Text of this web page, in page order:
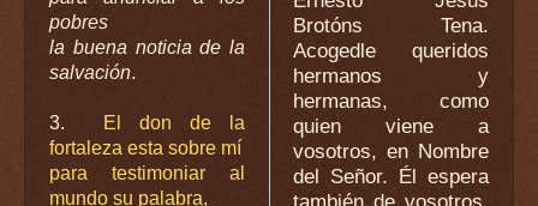
pobres
la buena noticia de la
salvación.
3.
El don de la
fortaleza esta sobre mí
para testimoniar al
mundo su palabra,
Brotóns Tena.
Acogedle queridos
hermanos y
hermanas, como
quien viene a
vosotros, en Nombre
del Señor. Él espera
también de vosotros,